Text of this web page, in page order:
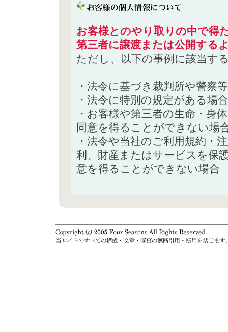
お客様とのやり取りの中で得
第三者に譲渡または公開する
ただし、以下の事例に該当す
・法令に基づき裁判所や警察
・法令に特別の規定がある場合
・お客様や第三者の生命・身
同意を得ることができない場
・法令や当社のご利用規約・
利、財産またはサービスを保
意を得ることができない場合